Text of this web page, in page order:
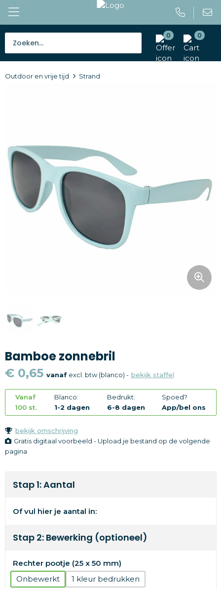
0 0
Tassen
Drinkwaren
Paraplu's
Outdoor en vrije tijd
Gereedschap en veiligheid
Textiel
Thema
Merken
Outdoor en vrije tijd Strand
Bamboe zonnebril
€ 0,65 vanafexcl. btw (blanco) - bekijk staffel
Vanaf
100 st.
Blanco:
1-2 dagen
Bedrukt:
6-8 dagen
Spoed?
App/bel ons
bekijk omschrijving
Gratis digitaal voorbeeld - Upload je bestand op de volgende
pagina
Stap 1: Aantal
Of vul hier je aantal in:
Stap 2: Bewerking (optioneel)
Rechter pootje (25 x 50 mm)
Onbewerkt
1